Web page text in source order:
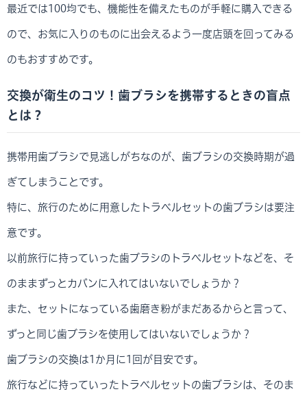
最近では100均でも、機能性を備えたものが手軽に購入できる
ので、お気に入りのものに出会えるよう一度店頭を回ってみる
のもおすすめです。
交換が衛生のコツ！歯ブラシを携帯するときの盲点
とは？
携帯用歯ブラシで見逃しがちなのが、歯ブラシの交換時期が過
ぎてしまうことです。
特に、旅行のために用意したトラベルセットの歯ブラシは要注
意です。
以前旅行に持っていった歯ブラシのトラベルセットなどを、そ
のままずっとカバンに入れてはいないでしょうか？
また、セットになっている歯磨き粉がまだあるからと言って、
ずっと同じ歯ブラシを使用してはいないでしょうか？
歯ブラシの交換は1か月に1回が目安です。
旅行などに持っていったトラベルセットの歯ブラシは、そのま